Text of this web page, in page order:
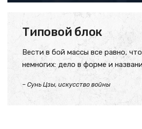
Типовой блок
Вести в бой массы все равно,
немногих: дело в форме и
– Сунь Цзы, искусство войны